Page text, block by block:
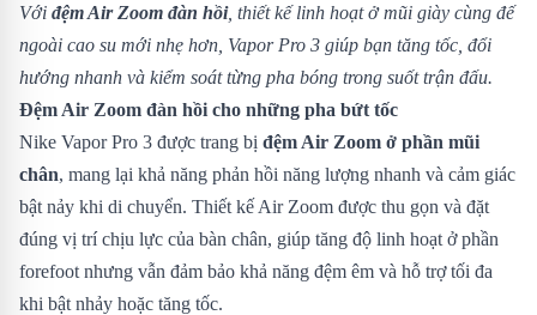
Với đệm Air Zoom đàn hồi, thiết kế linh hoạt ở mũi giày cùng đế
ngoài cao su mới nhẹ hơn, Vapor Pro 3 giúp bạn tăng tốc, đổi
hướng nhanh và kiểm soát từng pha bóng trong suốt trận đấu.
Đệm Air Zoom đàn hồi cho những pha bứt tốc
Nike Vapor Pro 3 được trang bị đệm Air Zoom ở phần mũi
chân, mang lại khả năng phản hồi năng lượng nhanh và cảm giác
bật nảy khi di chuyển. Thiết kế Air Zoom được thu gọn và đặt
đúng vị trí chịu lực của bàn chân, giúp tăng độ linh hoạt ở phần
forefoot nhưng vẫn đảm bảo khả năng đệm êm và hỗ trợ tối đa
khi bật nhảy hoặc tăng tốc.